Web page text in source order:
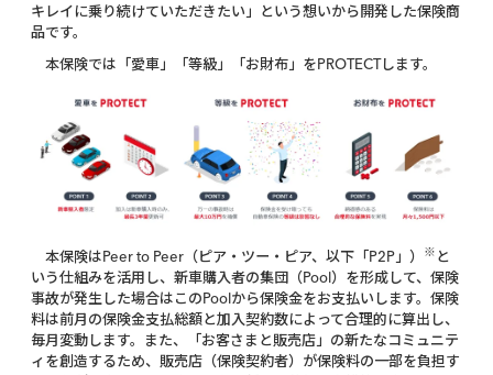
キレイに乗り続けていただきたい」という想いから開発した保険商
品です。
本保険では「愛車」「等級」「お財布」をPROTECTします。
本保険はPeer to Peer（ピア・ツー・ピア、以下「P2P」） ※ と
いう仕組みを活用し、新車購入者の集団（Pool）を形成して、保険
事故が発生した場合はこのPoolから保険金をお支払いします。保険
料は前月の保険金支払総額と加入契約数によって合理的に算出し、
毎月変動します。また、「お客さまと販売店」の新たなコミュニテ
ィを創造するため、販売店（保険契約者）が保険料の一部を負担す